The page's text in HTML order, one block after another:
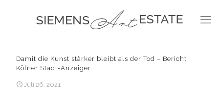
Damit die Kunst stärker bleibt als der Tod – Bericht
Kölner Stadt-Anzeiger
Juli 26, 2021